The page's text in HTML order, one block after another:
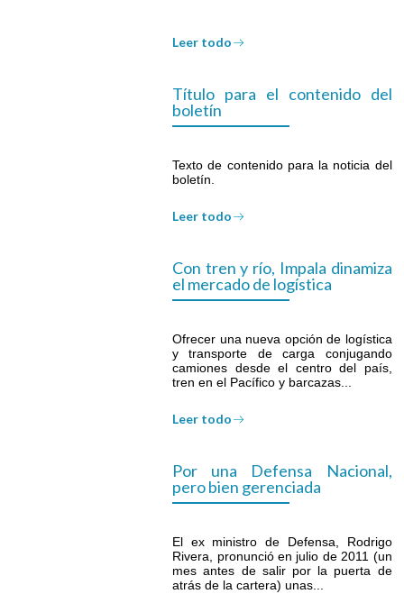
Leer todo
Título para el contenido del
boletín
Texto de contenido para la noticia del
boletín.
Leer todo
Con tren y río, Impala dinamiza
el mercado de logística
Ofrecer una nueva opción de logística
y transporte de carga conjugando
camiones desde el centro del país,
tren en el Pacífico y barcazas...
Leer todo
Por una Defensa Nacional,
pero bien gerenciada
El ex ministro de Defensa, Rodrigo
Rivera, pronunció en julio de 2011 (un
mes antes de salir por la puerta de
atrás de la cartera) unas...